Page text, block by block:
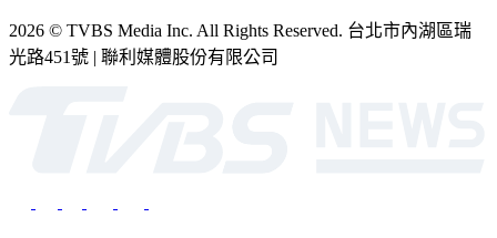
2026 © TVBS Media Inc. All Rights Reserved. 台北市內湖區瑞
光路451號 | 聯利媒體股份有限公司